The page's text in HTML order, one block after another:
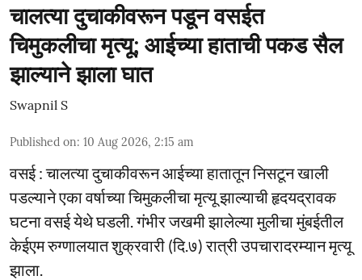
चालत्या दुचाकीवरून पडून वसईत
चिमुकलीचा मृत्यू; आईच्या हाताची पकड सैल
झाल्याने झाला घात
Swapnil S
Published on: 10 Aug 2026, 2:15 am
वसई : चालत्या दुचाकीवरून आईच्या हातातून निसटून खाली
पडल्याने एका वर्षाच्या चिमुकलीचा मृत्यू झाल्याची हृदयद्रावक
घटना वसई येथे घडली. गंभीर जखमी झालेल्या मुलीचा मुंबईतील
केईएम रुग्णालयात शुक्रवारी (दि.७) रात्री उपचारादरम्यान मृत्यू
झाला.